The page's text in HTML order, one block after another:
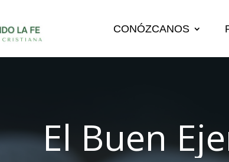
CONÓZCANOS
El Buen